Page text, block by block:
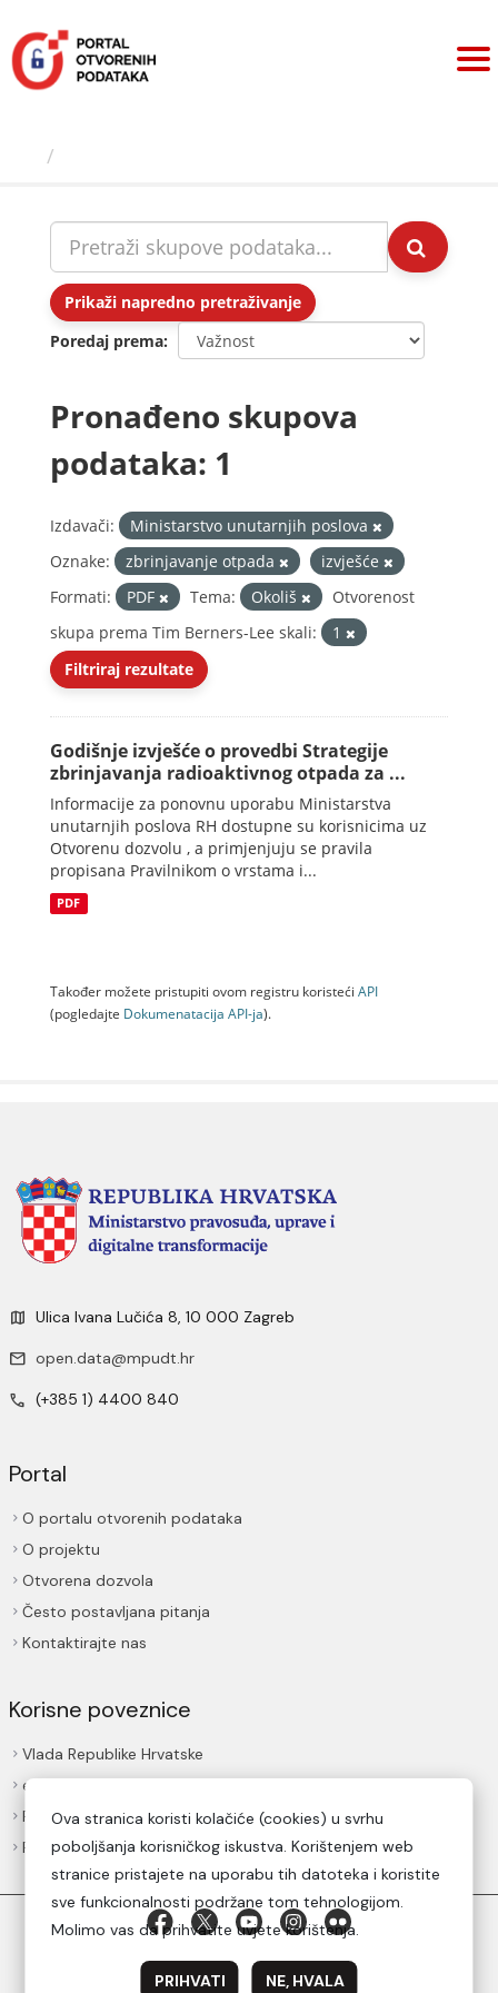
sadržaj
Prikaži napredno pretraživanje
Poredaj prema
Pronađeno skupova
podataka: 1
Izdavači:
Ministarstvo unutarnjih poslova
Oznake:
zbrinjavanje otpada
izvješće
Formati:
PDF Tema: Okoliš
Otvorenost
skupa prema Tim Berners-Lee skali:
1
Filtriraj rezultate
Godišnje izvješće o provedbi Strategije
zbrinjavanja radioaktivnog otpada za ...
Informacije za ponovnu uporabu Ministarstva
unutarnjih poslova RH dostupne su korisnicima uz
Otvorenu dozvolu , a primjenjuju se pravila
propisana Pravilnikom o vrstama i...
PDF
Također možete pristupiti ovom registru koristeći API
(pogledajte Dokumenаtаcijа API-jа).